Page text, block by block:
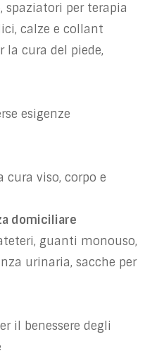
per terapia
calze e collant
cura del piede,
esigenze
cura viso, corpo e
domiciliare
guanti monouso,
urinaria, sacche per
il benessere degli